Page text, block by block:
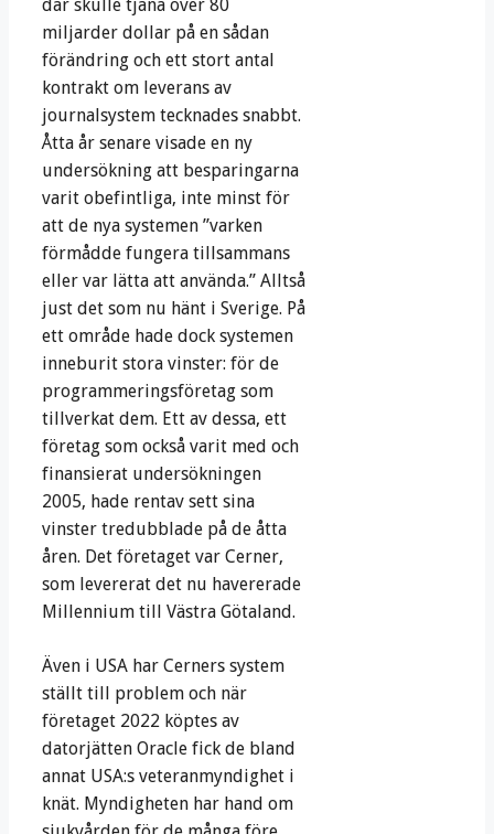
där skulle tjäna över 80
miljarder dollar på en sådan
förändring och ett stort antal
kontrakt om leverans av
journalsystem tecknades snabbt.
Åtta år senare visade en ny
undersökning att besparingarna
varit obefintliga, inte minst för
att de nya systemen ”varken
förmådde fungera tillsammans
eller var lätta att använda.” Alltså
just det som nu hänt i Sverige. På
ett område hade dock systemen
inneburit stora vinster: för de
programmeringsföretag som
tillverkat dem. Ett av dessa, ett
företag som också varit med och
finansierat undersökningen
2005, hade rentav sett sina
vinster tredubblade på de åtta
åren. Det företaget var Cerner,
som levererat det nu havererade
Millennium till Västra Götaland.
Även i USA har Cerners system
ställt till problem och när
företaget 2022 köptes av
datorjätten Oracle fick de bland
annat USA:s veteranmyndighet i
knät. Myndigheten har hand om